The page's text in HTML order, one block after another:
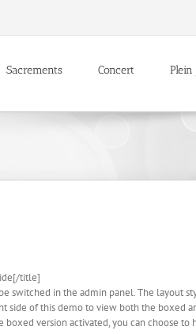
Sacrements Concert Plein
title]
switched in the admin panel. The layout
side of this demo to view both the boxed
version activated, you can choose to